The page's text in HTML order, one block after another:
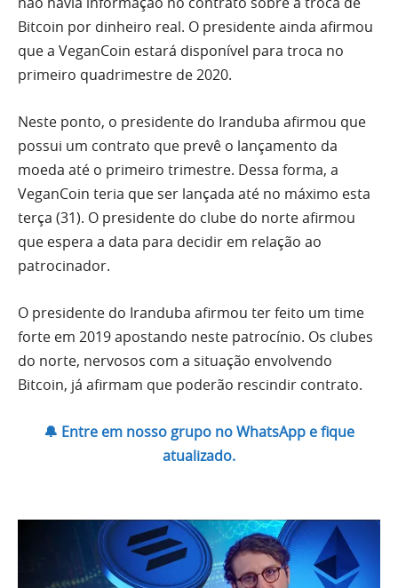
Bitcoin por dinheiro real. O presidente ainda afirmou
que a VeganCoin estará disponível para troca no
primeiro quadrimestre de 2020.
Neste ponto, o presidente do Iranduba afirmou que
possui um contrato que prevê o lançamento da
moeda até o primeiro trimestre. Dessa forma, a
VeganCoin teria que ser lançada até no máximo esta
terça (31). O presidente do clube do norte afirmou
que espera a data para decidir em relação ao
patrocinador.
O presidente do Iranduba afirmou ter feito um time
forte em 2019 apostando neste patrocínio. Os clubes
do norte, nervosos com a situação envolvendo
Bitcoin, já afirmam que poderão rescindir contrato.
🔔 Entre em nosso grupo no WhatsApp e fique
atualizado.